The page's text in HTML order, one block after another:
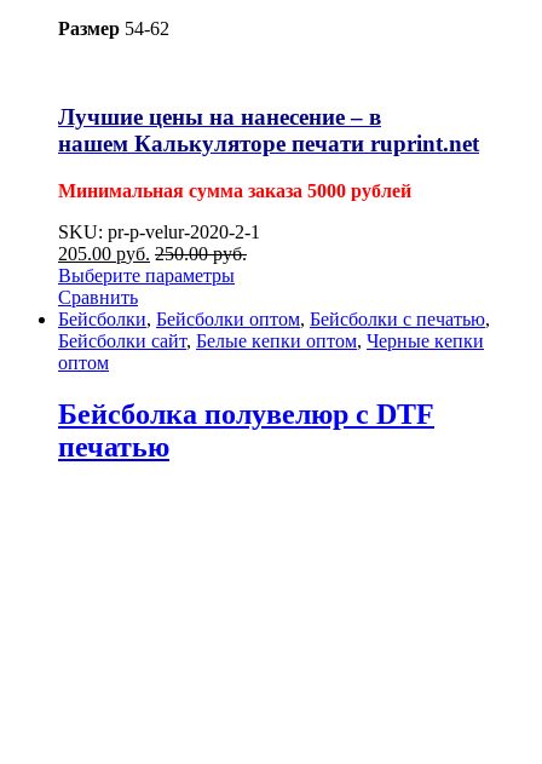
Размер 54-62
Лучшие цены на нанесение – в
нашем Калькуляторе печати ruprint.net
Минимальная сумма заказа 5000 рублей
SKU: pr-p-velur-2020-2-1
205.00 руб. 250.00руб.
Выберите параметры
Сравнить
Бейсболки, Бейсболки оптом, Бейсболки с печатью,
Бейсболки сайт, Белые кепки оптом, Черные кепки
оптом
Бейсболка полувелюр с DTF
печатью